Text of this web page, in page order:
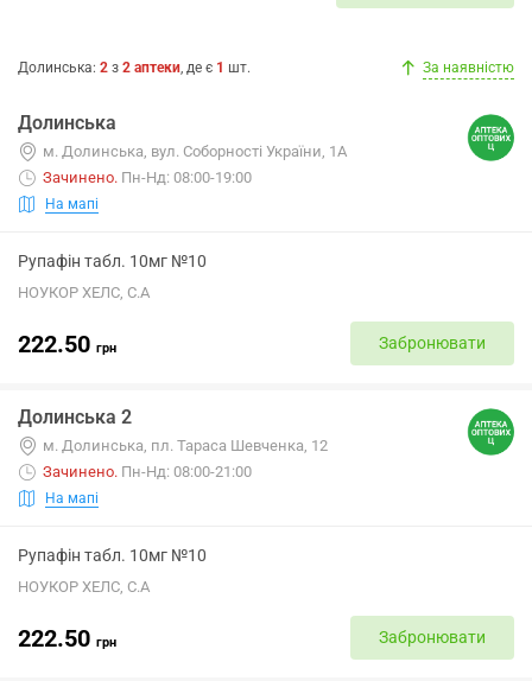
Долинська: 2 з 2 аптеки, де є 1 шт. За наявністю
Долинська
м. Долинська, вул. Соборності України, 1А
Зачинено. Пн-Нд: 08:00-19:00
На мапі
Рупафін табл. 10мг №10
НОУКОР ХЕЛС, С.А
222.50 грн Забронювати
Долинська 2
м. Долинська, пл. Тараса Шевченка, 12
Зачинено. Пн-Нд: 08:00-21:00
На мапі
Рупафін табл. 10мг №10
НОУКОР ХЕЛС, С.А
222.50 грн Забронювати